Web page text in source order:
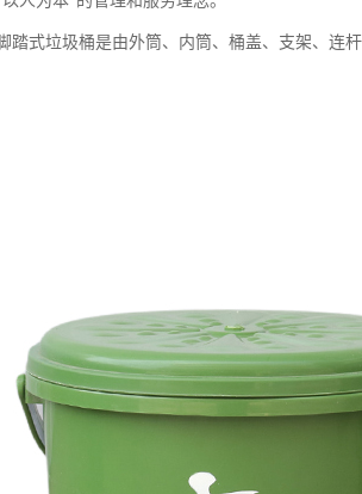
踏式垃圾桶是由外筒、内筒、桶盖、支架、连